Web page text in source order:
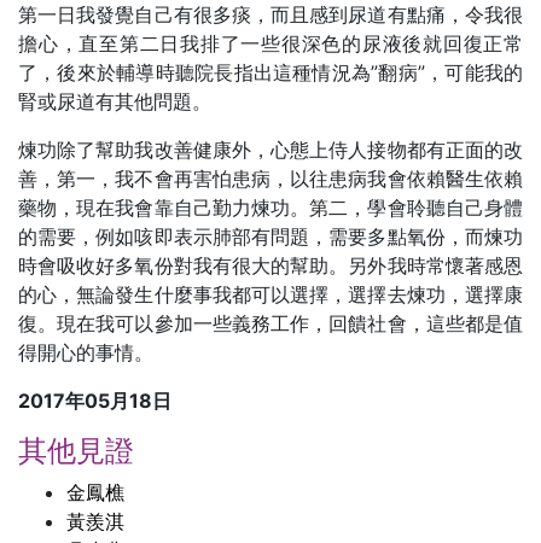
第一日我發覺自己有很多痰，而且感到尿道有點痛，令我很
擔心，直至第二日我排了一些很深色的尿液後就回復正常
了，後來於輔導時聽院長指出這種情況為”翻病”，可能我的
腎或尿道有其他問題。
煉功除了幫助我改善健康外，心態上侍人接物都有正面的改
善，第一，我不會再害怕患病，以往患病我會依賴醫生依賴
藥物，現在我會靠自己勤力煉功。第二，學會聆聽自己身體
的需要，例如咳即表示肺部有問題，需要多點氧份，而煉功
時會吸收好多氧份對我有很大的幫助。另外我時常懷著感恩
的心，無論發生什麼事我都可以選擇，選擇去煉功，選擇康
復。現在我可以參加一些義務工作，回饋社會，這些都是值
得開心的事情。
2017年05月18日
其他見證
金鳳樵
黃羨淇